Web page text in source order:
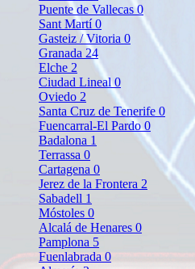
Puente de Vallecas0
Sant Martí0
Gasteiz / Vitoria 0
Granada 24
Elche 2
Ciudad Lineal0
Oviedo 2
Santa Cruz de Tenerife 0
Fuencarral-El Pardo0
Badalona 1
Terrassa 0
Cartagena 0
Jerez de la Frontera 2
Sabadell 1
Móstoles 0
Alcalá de Henares 0
Pamplona 5
Fuenlabrada0